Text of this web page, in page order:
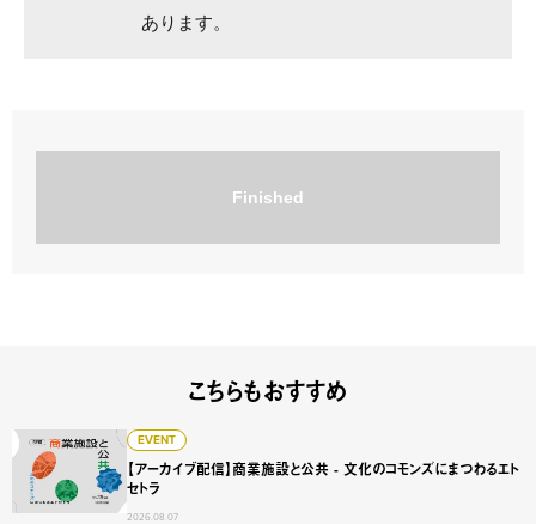
あります。
Finished
こちらもおすすめ
EVENT
【アーカイブ配信】商業施設と公共 - 文化のコモンズにまつわるエト
セトラ
2026.08.07
【アーカイブ配信】商業施設と公共 - 文化のコモンズにまつ